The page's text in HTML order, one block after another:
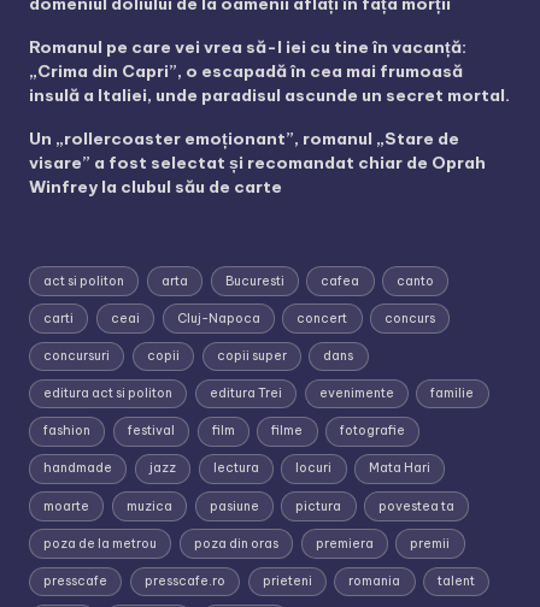
Romanul pe care vei vrea să-l iei cu tine în vacanță:
„Crima din Capri”, o escapadă în cea mai frumoasă
insulă a Italiei, unde paradisul ascunde un secret mortal.
Un „rollercoaster emoționant”, romanul „Stare de
visare” a fost selectat și recomandat chiar de Oprah
Winfrey la clubul său de carte
act si politon arta Bucuresti cafea canto
carti ceai Cluj-Napoca concert concurs
concursuri copii copii super dans
editura act si politon editura Trei evenimente familie
fashion festival film filme fotografie
handmade jazz lectura locuri Mata Hari
moarte muzica pasiune pictura povestea ta
poza de la metrou poza din oras premiera premii
presscafe presscafe.ro prieteni romania talent